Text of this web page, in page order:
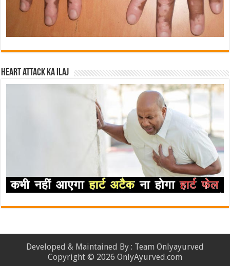
Heart attack ka ilaj
Developed & Maintained By : Team Onlyayurved
Copyright © 2026 OnlyAyurved.com